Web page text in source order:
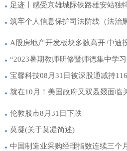
足迹丨感受京雄城际铁路雄安站独
筑牢个人信息保护司法防线（法治
A股房地产开发板块多数高开 中迪
“2023暑期教师研修暨师德集中学
宝馨科技08月31日被深股通减持
就在10月！美国政府又双叒叕面临关门窘境
伦敦股市8月31日下跌
莫凝(关于莫凝简述)
中国制造业采购经理指数连续三个